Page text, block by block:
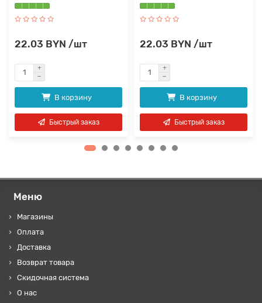
22.03 BYN /шт
В корзину
Быстрый заказ
22.03 BYN /шт
В корзину
Быстрый заказ
Меню
Магазины
Оплата
Доставка
Возврат товара
Скидочная система
О нас